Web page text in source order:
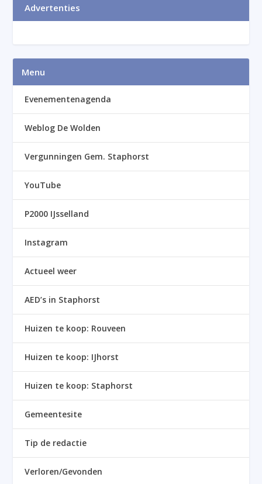
Advertenties
Menu
Evenementenagenda
Weblog De Wolden
Vergunningen Gem. Staphorst
YouTube
P2000 IJsselland
Instagram
Actueel weer
AED’s in Staphorst
Huizen te koop: Rouveen
Huizen te koop: IJhorst
Huizen te koop: Staphorst
Gemeentesite
Tip de redactie
Verloren/Gevonden